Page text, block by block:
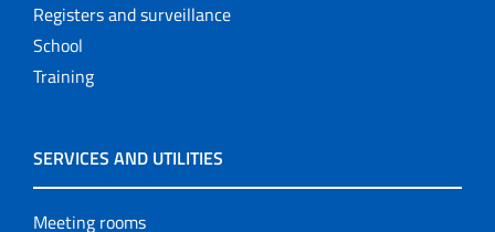
Registers and surveillance
School
Training
SERVICES AND UTILITIES
Meeting rooms